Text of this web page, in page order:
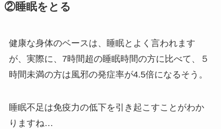
②睡眠をとる
健康な身体のベースは、睡眠とよく言われます
が、実際に、7時間超の睡眠時間の方に比べて、５
時間未満の方は風邪の発症率が4.5倍になるそう。
睡眠不足は免疫力の低下を引き起こすことがわか
りますね…